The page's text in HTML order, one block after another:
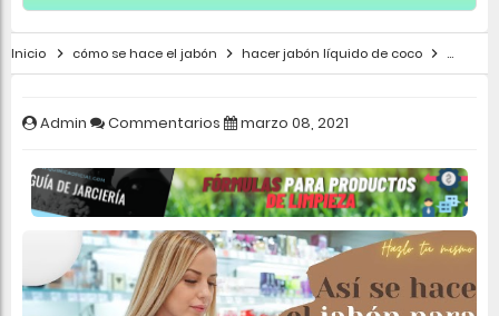
Inicio cómo se hace el jabón hacer jabón líquido de coco jabón
Admin Commentarios marzo 08, 2021